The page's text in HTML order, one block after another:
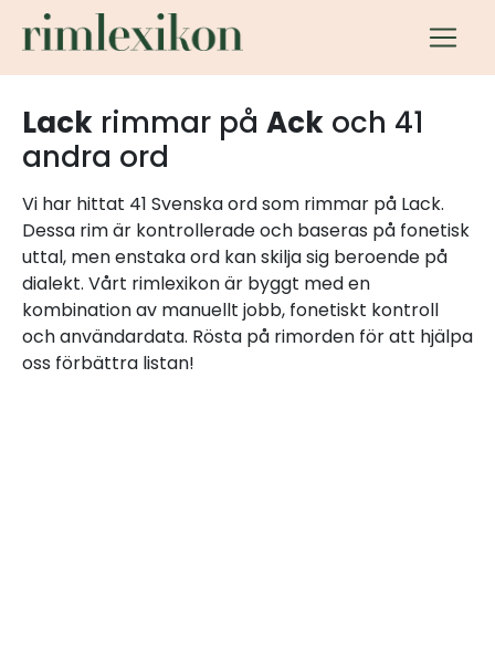
Lack rimmar på Ack och 41
andra ord
Vi har hittat 41 Svenska ord som rimmar på Lack.
Dessa rim är kontrollerade och baseras på fonetisk
uttal, men enstaka ord kan skilja sig beroende på
dialekt. Vårt rimlexikon är byggt med en
kombination av manuellt jobb, fonetiskt kontroll
och användardata. Rösta på rimorden för att hjälpa
oss förbättra listan!